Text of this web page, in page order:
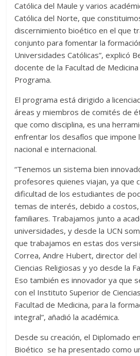
Católica del Maule y varios
Católica del Norte, que
discernimiento bioético en el que
conjunto para fomentar la
Universidades Católicas”, explicó
docente de la Facultad de
Programa.
El programa está dirigido a
áreas y miembros de comités de
que como disciplina, es una
enfrentar los desafíos que impone
nacional e internacional.
“Tenemos un sistema bien
profesores quienes viajan, ya que
dificultad de los estudiantes de
temas de interés, debido a
familiares. Trabajamos junto a
universidades, y desde la UCN
que trabajamos en estas dos
Correa, Andre Hubert, director
Ciencias Religiosas y yo desde la
Eso también es innovador ya que
con el Instituto Superior de
Facultad de Medicina, para la
integral”, añadió la académica.
Desde su creación, el Diplomado
Bioético se ha presentado como